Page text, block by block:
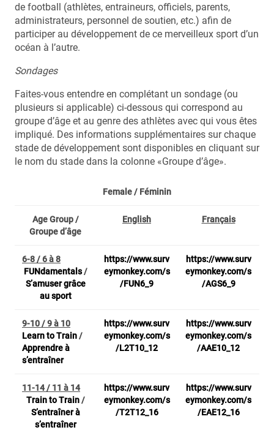
de football (athlètes, entraineurs, officiels, parents,
administrateurs, personnel de soutien, etc.) afin de
participer au développement de ce merveilleux sport d’un
océan à l’autre.
Sondages
Faites-vous entendre en complétant un sondage (ou
plusieurs si applicable) ci-dessous qui correspond au
groupe d’âge et au genre des athlètes avec qui vous êtes
impliqué. Des informations supplémentaires sur chaque
stade de développement sont disponibles en cliquant sur
le nom du stade dans la colonne «Groupe d’âge».
Female / Féminin
Age Group /
Groupe d’âge
English Français
6-8 / 6 à 8
FUNdamentals/
S’amuser grâce
au sport
https://www.surv
eymonkey.com/s
/FUN6_9
https://www.surv
eymonkey.com/s
/AGS6_9
9-10 / 9 à 10
Learn to Train/
Apprendre à
s’entraîner
https://www.surv
eymonkey.com/s
/L2T10_12
https://www.surv
eymonkey.com/s
/AAE10_12
11-14 / 11 à 14
Train to Train/
S’entraîner à
s’entraîner
https://www.surv
eymonkey.com/s
/T2T12_16
https://www.surv
eymonkey.com/s
/EAE12_16